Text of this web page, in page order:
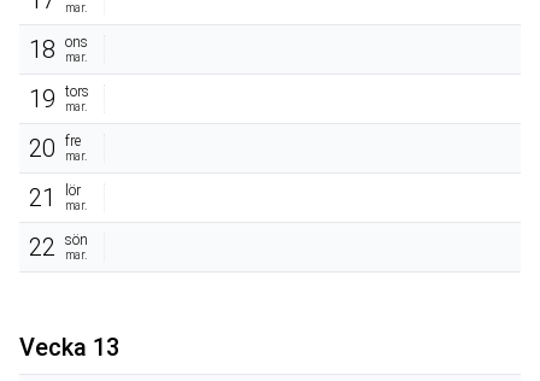
mar.
18 ons
mar.
19 tors
mar.
20 fre
mar.
21 lör
mar.
22 sön
mar.
Vecka 13